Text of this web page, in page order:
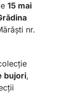
15 mai
nr.
bujori,